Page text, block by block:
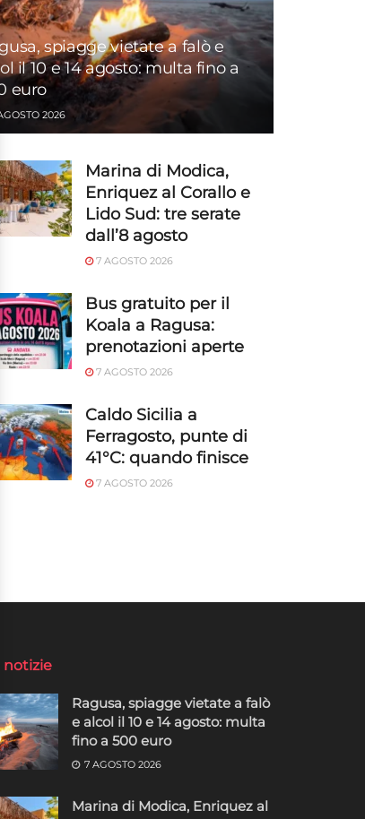
spiagge vietate a falò e
il 10 e 14 agosto: multa fino a
euro
2026
Marina di Modica,
Enriquez al Corallo e
Lido Sud: tre serate
dall’8 agosto
7 AGOSTO 2026
Bus gratuito per il
Koala a Ragusa:
prenotazioni aperte
7 AGOSTO 2026
Caldo Sicilia a
Ferragosto, punte di
41°C: quando finisce
7 AGOSTO 2026
notizie
Ragusa, spiagge vietate a falò
e alcol il 10 e 14 agosto: multa
fino a 500 euro
7 AGOSTO 2026
Marina di Modica, Enriquez al